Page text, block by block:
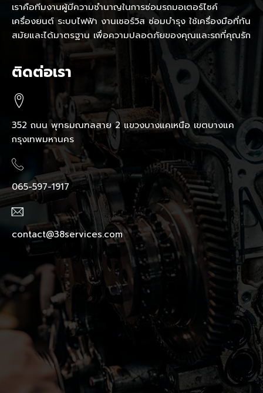
เราคือทีมงานผู้มีความชำนาญในการซ่อมรถมอเตอร์ไซค์
เครื่องยนต์ ระบบไฟฟ้า งานเซอร์วิส ซ่อมบำรุง ใช้เครื่องมือที่ทัน
สมัยและได้มาตรฐาน เพื่อความปลอดภัยของคุณและรถที่คุณรัก
ติดต่อเรา
352 ถนน พุทธมณฑลสาย 2 แขวงบางแคเหนือ เขตบางแค
กรุงเทพมหานคร
065-597-1917
contact@38services.com